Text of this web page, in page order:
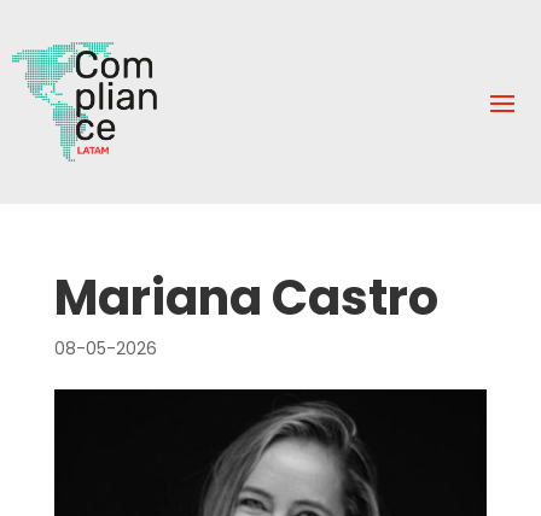
Mariana Castro
08-05-2026